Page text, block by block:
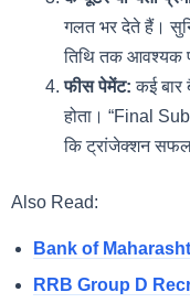
गलत भर देते हैं।
तिथि तक आवश्यक
फीस पेमेंट: कई बार
होता। “Final
कि ट्रांजेक्शन
Also Read:
Bank of
RRB Group D